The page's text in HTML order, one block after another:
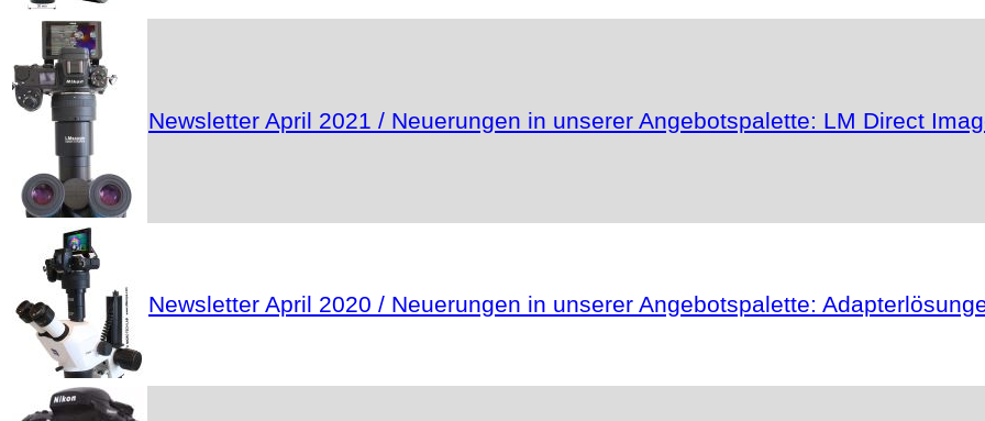
Newsletter April 2021 / Neuerungen in unserer Angebotspalette: LM Direct
Newsletter April 2020 / Neuerungen in unserer Angebotspalette: